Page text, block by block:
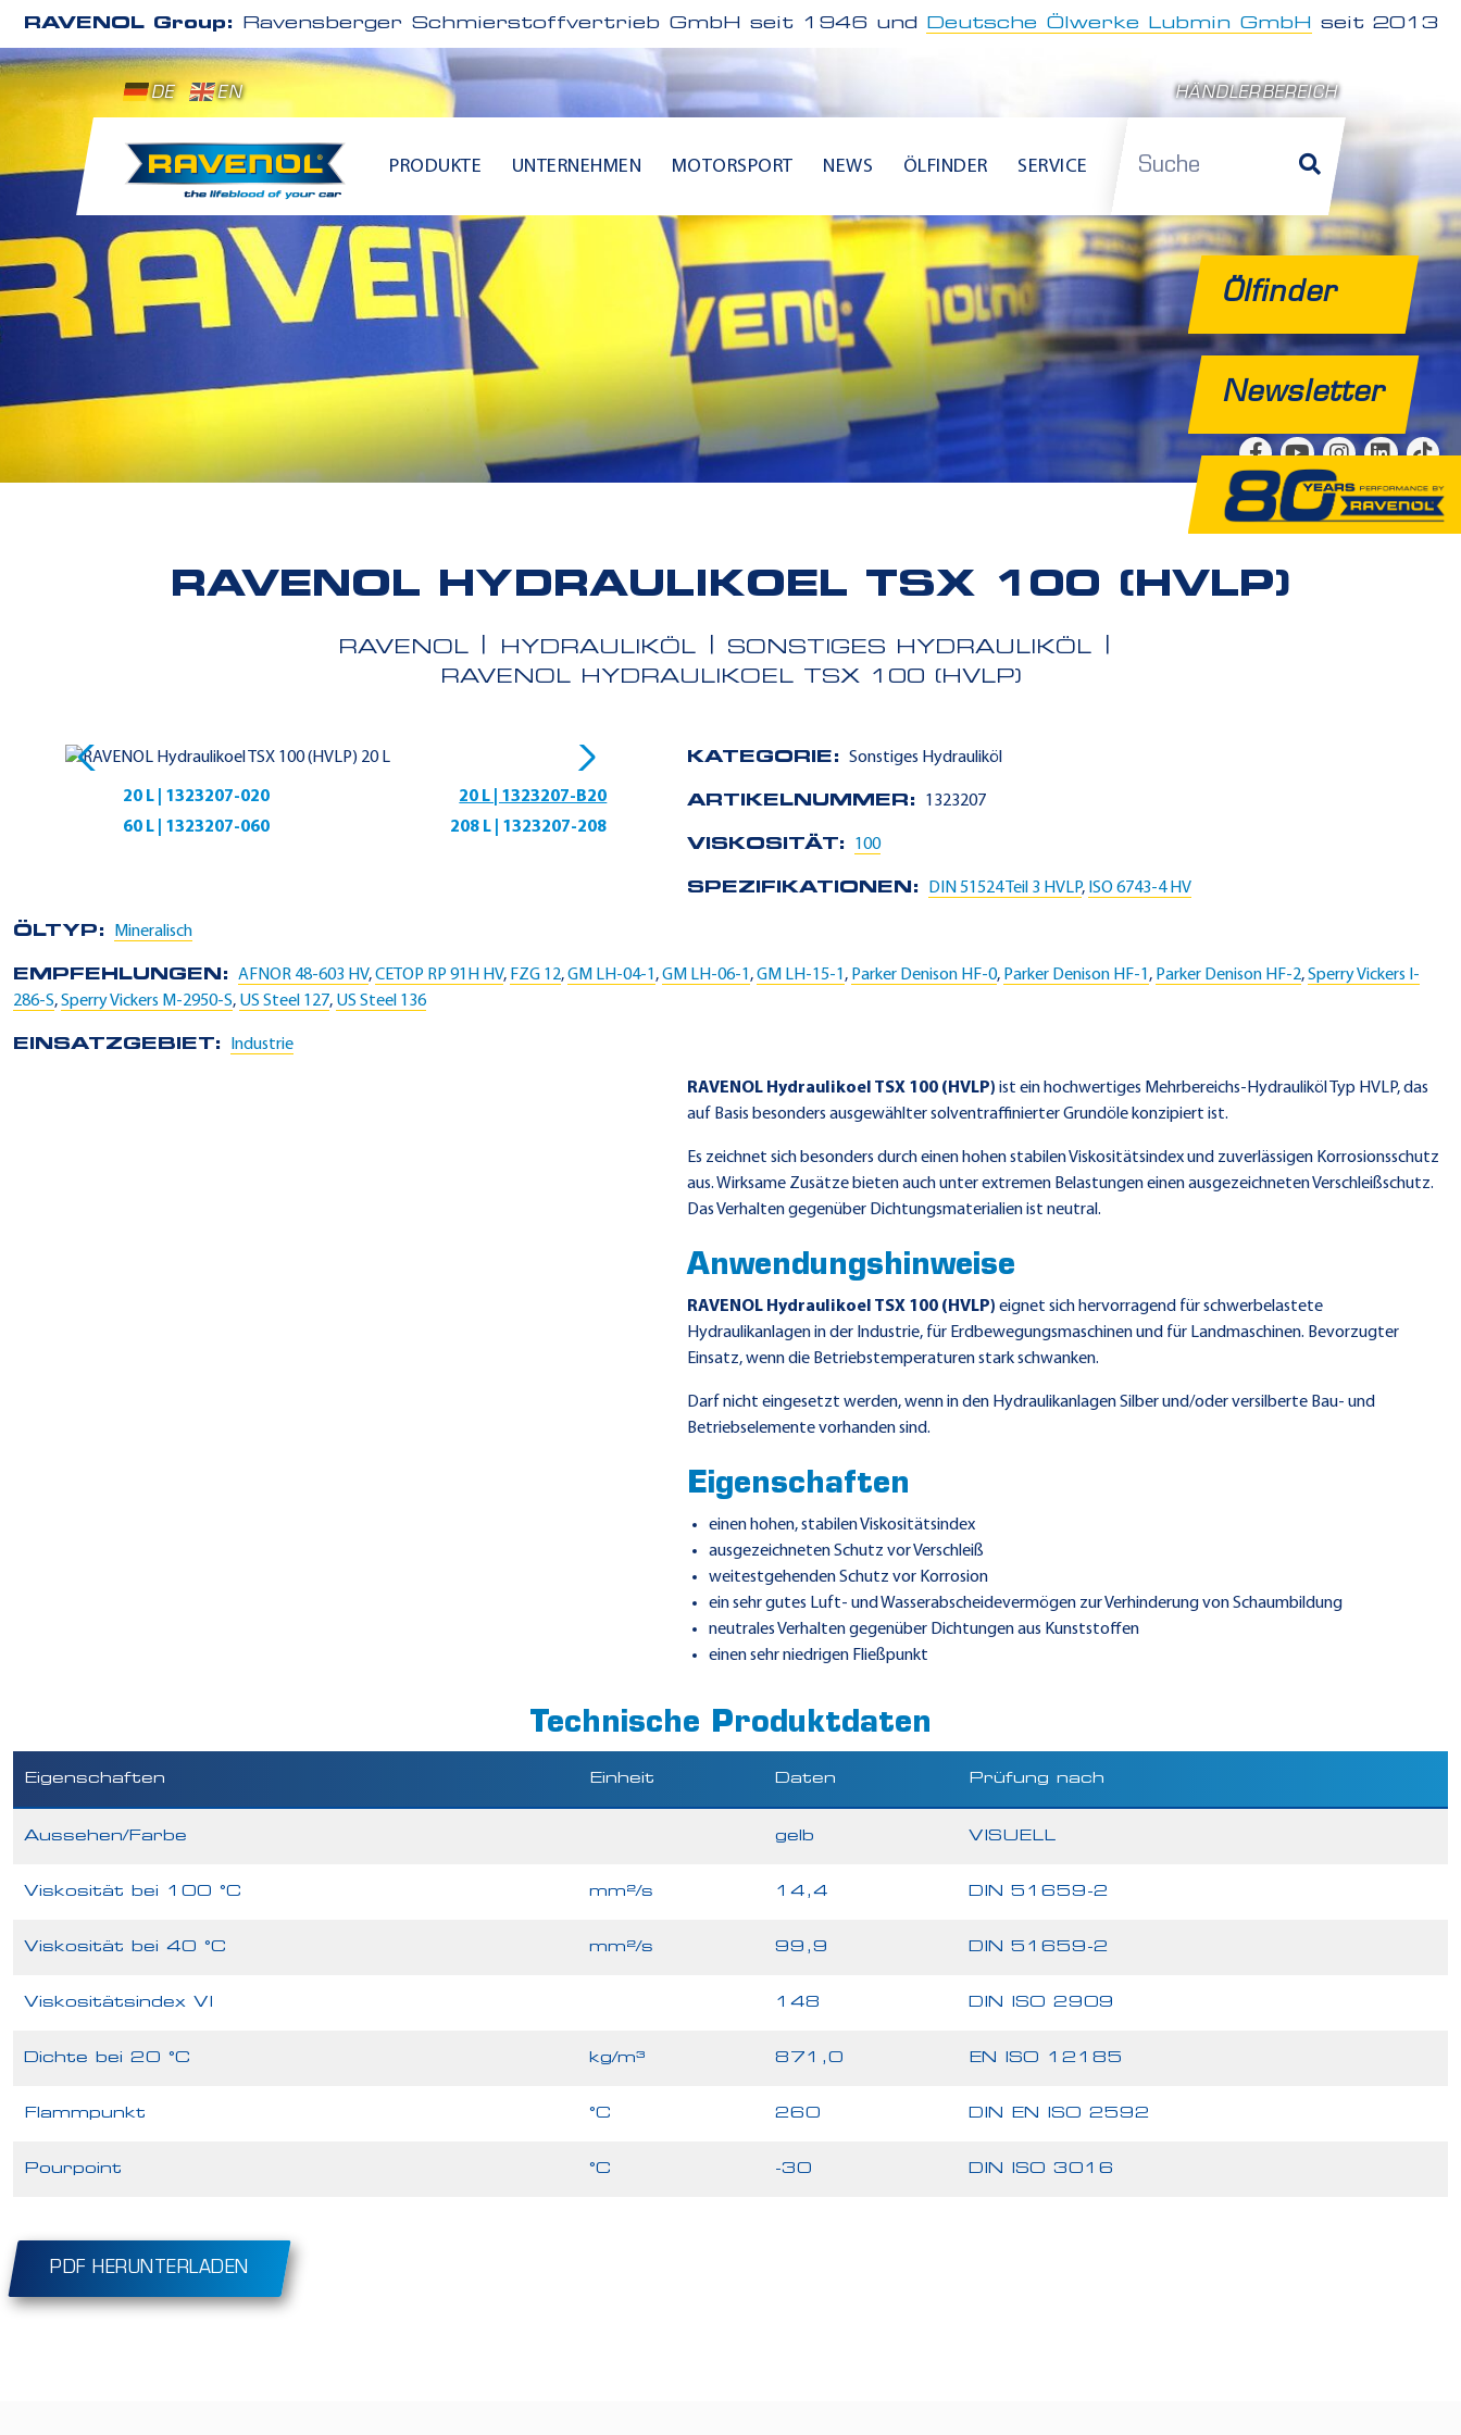
RAVENOL Group: Ravensberger Schmierstoffvertrieb GmbH seit 1946 und Deutsche Ölwerke Lubmin GmbH seit 2013
DE EN HÄNDLERBEREICH
PRODUKTE UNTERNEHMEN MOTORSPORT NEWS ÖLFINDER SERVICE Suche
Ölfinder
Newsletter
RAVENOL HYDRAULIKOEL TSX 100 (HVLP)
RAVENOL HYDRAULIKÖL
SONSTIGES HYDRAULIKÖL
RAVENOL HYDRAULIKOEL TSX 100 (HVLP)
20 L | 1323207-020
20 L | 1323207-B20
60 L | 1323207-060
208 L | 1323207-208
KATEGORIE:Sonstiges Hydrauliköl
ARTIKELNUMMER: 1323207
VISKOSITÄT: 100
SPEZIFIKATIONEN: DIN 51524 Teil 3 HVLP, ISO 6743-4 HV
ÖLTYP: Mineralisch
EMPFEHLUNGEN: AFNOR 48-603 HV,CETOP RP 91H HV, FZG 12,GM LH-04-1 ,GM LH-06-1 ,GM LH-15-1 , Parker Denison HF-0, Parker Denison HF-1 , Parker Denison HF-2,Sperry Vickers I-
286-S,Sperry Vickers M-2950-S, US Steel 127, US Steel 136
EINSATZGEBIET: Industrie
RAVENOL Hydraulikoel TSX 100 (HVLP) ist ein hochwertiges Mehrbereichs-Hydrauliköl Typ HVLP, das
auf Basis besonders ausgewählter solventraffinierter Grundöle konzipiert ist.
Es zeichnet sich besonders durch einen hohen stabilen Viskositätsindex und zuverlässigen Korrosionsschutz
aus. Wirksame Zusätze bieten auch unter extremen Belastungen einen ausgezeichneten Verschleißschutz.
Das Verhalten gegenüber Dichtungsmaterialien ist neutral.
Anwendungshinweise
RAVENOL Hydraulikoel TSX 100 (HVLP)eignet sich hervorragend für schwerbelastete
Hydraulikanlagen in der Industrie, für Erdbewegungsmaschinen und für Landmaschinen. Bevorzugter
Einsatz, wenn die Betriebstemperaturen stark schwanken.
Darf nicht eingesetzt werden, wenn in den Hydraulikanlagen Silber und/oder versilberte Bau- und
Betriebselemente vorhanden sind.
Eigenschaften
einen hohen, stabilen Viskositätsindex
ausgezeichneten Schutz vor Verschleiß
weitestgehenden Schutz vor Korrosion
ein sehr gutes Luft- und Wasserabscheidevermögen zur Verhinderung von Schaumbildung
neutrales Verhalten gegenüber Dichtungen aus Kunststoffen
einen sehr niedrigen Fließpunkt
Technische Produktdaten
Eigenschaften Einheit Daten Prüfung nach
Aussehen/Farbe gelb VISUELL
Viskosität bei 100 °C mm²/s 14,4 DIN 51659-2
Viskosität bei 40 °C mm²/s 99,9 DIN 51659-2
Viskositätsindex VI 148 DIN ISO 2909
Dichte bei 20 °C kg/m³ 871,0 EN ISO 12185
Flammpunkt °C 260 DIN EN ISO 2592
Pourpoint °C -30 DIN ISO 3016
PDF HERUNTERLADEN